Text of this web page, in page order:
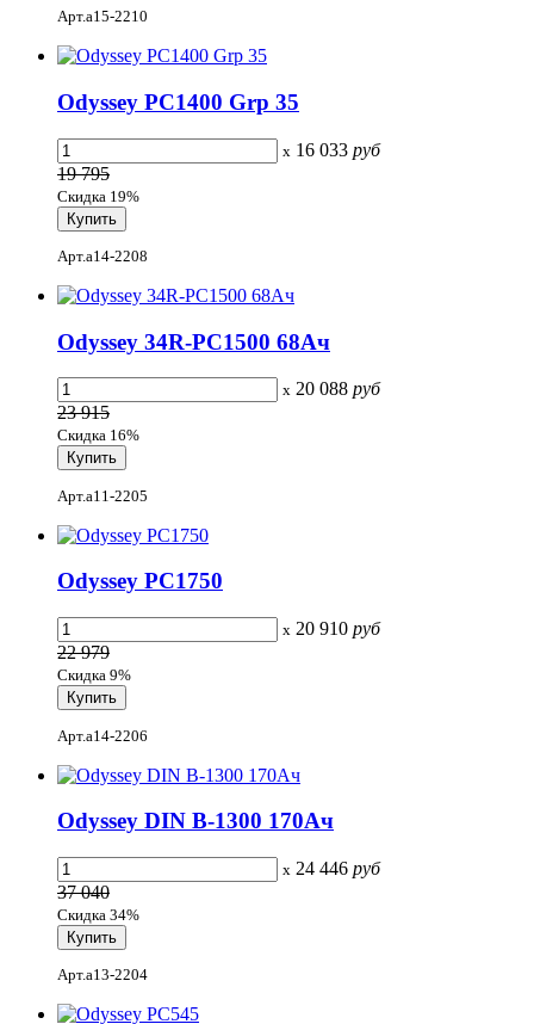
Арт.a15-2210
Odyssey PC1400 Grp 35
x 16 033 руб
19 795
Скидка 19%
Арт.a14-2208
Odyssey 34R-PC1500 68Ач
x 20 088 руб
23 915
Скидка 16%
Арт.a11-2205
Odyssey PC1750
x 20 910 руб
22 979
Скидка 9%
Арт.a14-2206
Odyssey DIN B-1300 170Ач
x 24 446 руб
37 040
Скидка 34%
Арт.a13-2204